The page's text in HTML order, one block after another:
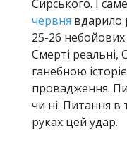
Сирського. І
червня вдарило
25-26 небойових
Смерті реальні,
ганебною
провадження.
чи ні. Питання в
руках цей удар.